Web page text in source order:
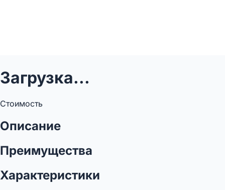
Загрузка...
Стоимость
Описание
Преимущества
Характеристики